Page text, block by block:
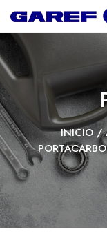
INICIO/